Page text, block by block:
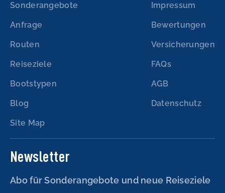
Sonderangebote
Anfrage
Routen
Reiseziele
Bootstypen
Blog
Site Map
Impressum
Bewertungen
Versicherungen
FAQs
AGB
Datenschutz
Newsletter
Abo für Sonderangebote und neue Reiseziele